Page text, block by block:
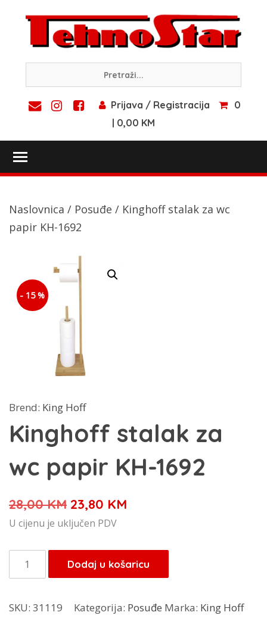
content
Prijava / Registracija
0
| 0,00 KM
Naslovnica / Posuđe / Kinghoff stalak za wc
papir KH-1692
- 15 %
Brend: King Hoff
Kinghoff stalak za
wc papir KH-1692
28,00KM Izvorna
cijena
je:
28,00 KM.
23,80 KM
23,80 KM.
U cijenu je uključen PDV
Kinghoff
stalak
wc
Dodaj u košaricu
SKU: 31119 Kategorija: Posuđe Marka: King Hoff